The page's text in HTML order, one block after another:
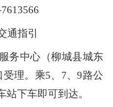
通指引
务中心（柳城县城东
理。乘5、7、9路公
下车即可到达。